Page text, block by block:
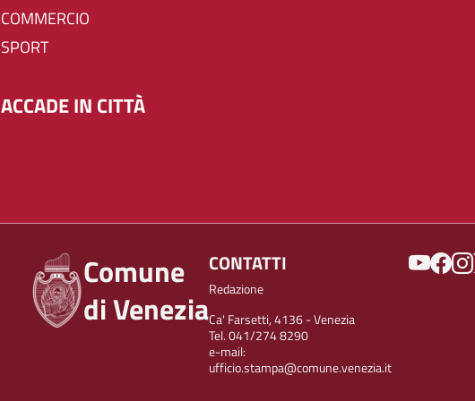
COMMERCIO
SPORT
ACCADE IN CITTÀ
Comune
di Venezia
CONTATTI
Redazione
Ca' Farsetti, 4136 - Venezia
Tel. 041/274 8290
e-mail:
ufficio.stampa@comune.venezia.it